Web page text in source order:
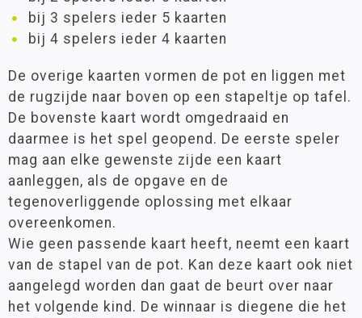
bij 3 spelers ieder 5 kaarten
bij 4 spelers ieder 4 kaarten
De overige kaarten vormen de pot en liggen met
de rugzijde naar boven op een stapeltje op tafel.
De bovenste kaart wordt omgedraaid en
daarmee is het spel geopend. De eerste speler
mag aan elke gewenste zijde een kaart
aanleggen, als de opgave en de
tegenoverliggende oplossing met elkaar
overeenkomen.
Wie geen passende kaart heeft, neemt een kaart
van de stapel van de pot. Kan deze kaart ook niet
aangelegd worden dan gaat de beurt over naar
het volgende kind. De winnaar is diegene die het